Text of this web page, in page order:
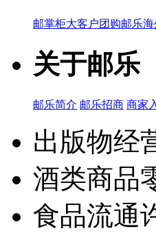
邮掌柜大客户团购邮乐
关于邮乐
邮乐简介 邮乐招商 商家
出版物经
酒类商品
食品流通